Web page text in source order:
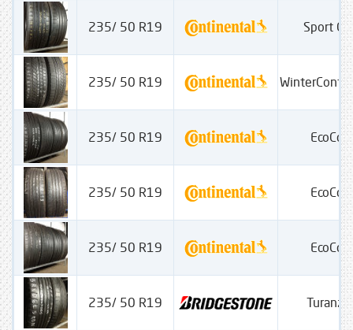
235/ 50 R19 Sport
235/ 50 R19
235/ 50 R19
235/ 50 R19
235/ 50 R19
235/ 50 R19